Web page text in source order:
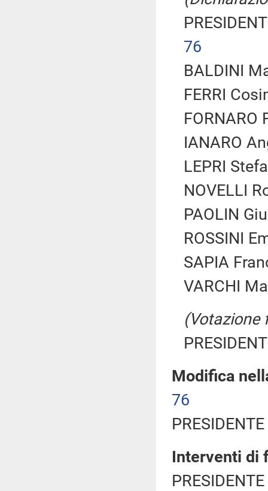
76
BALDINI
FERRI
FORNARO
IANARO
LEPRI
NOVELLI
PAOLIN
ROSSINI
SAPIA
VARCHI
(Votazione
Modifica
76
Interventi di